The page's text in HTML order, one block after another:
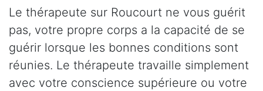
Le thérapeute sur Roucourt ne vous guérit
pas, votre propre corps a la capacité de se
guérir lorsque les bonnes conditions sont
réunies. Le thérapeute travaille simplement
avec votre conscience supérieure ou votre